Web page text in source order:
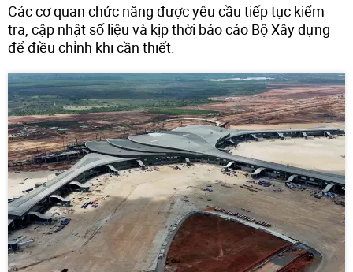
Các cơ quan chức năng được yêu cầu tiếp tục kiểm
tra, cập nhật số liệu và kịp thời báo cáo Bộ Xây dựng
để điều chỉnh khi cần thiết.